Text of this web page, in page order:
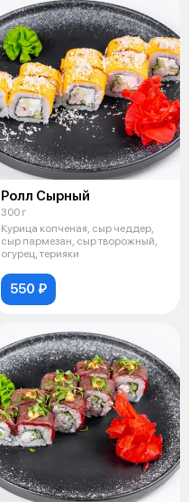
Ролл Сырный
300 г
Курица копченая, сыр чеддер,
сыр пармезан, сыр творожный,
огурец, терияки
550 ₽